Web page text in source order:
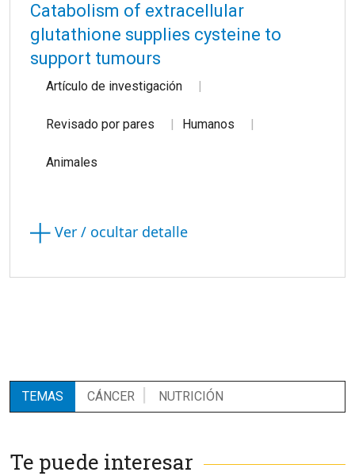
Catabolism of extracellular
glutathione supplies cysteine to
support tumours
Artículo de investigación
Revisado por pares Humanos
Animales
Ver / ocultar detalle
TEMAS CÁNCER NUTRICIÓN
Te puede interesar